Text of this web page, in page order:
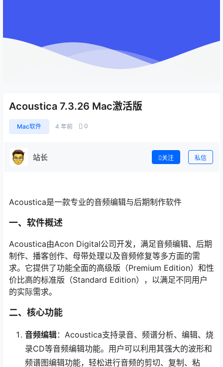
Acoustica 7.3.26 Mac激活版
Mac软件 4 年前 0
站长 关注 私信
Acoustica是一款专业的音频编辑与后期制作软件
一、软件概述
Acoustica由Acon Digital公司开发，满足音频编辑、后期
制作、播客创作、母带处理以及音频修复等多方面的需
求。它提供了功能全面的高级版（Premium Edition）和性
价比高的标准版（Standard Edition），以满足不同用户
的实际需求。
二、核心功能
音频编辑：Acoustica支持录音、频谱分析、编辑、烧
录CD等音频编辑功能。用户可以利用其强大的波形和
频谱图编辑功能，轻松进行音频的剪切、复制、粘